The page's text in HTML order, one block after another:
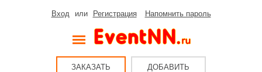
Вход или Регистрация Напомнить пароль
ЗАКАЗАТЬ ДОБАВИТЬ